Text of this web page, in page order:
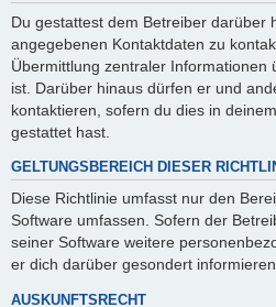
Du gestattest dem Betreiber darüber
angegebenen Kontaktdaten zu
Übermittlung zentraler Informationen
ist. Darüber hinaus dürfen er und
kontaktieren, sofern du dies in
gestattet hast.
GELTUNGSBEREICH DIESER
Diese Richtlinie umfasst nur den
Software umfassen. Sofern der
seiner Software weitere
er dich darüber gesondert
AUSKUNFTSRECHT